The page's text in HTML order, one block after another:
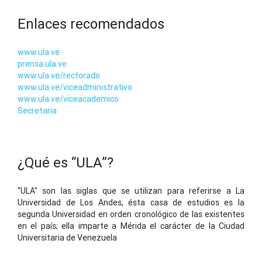
Enlaces recomendados
www.ula.ve
prensa.ula.ve
www.ula.ve/rectorado
www.ula.ve/viceadministrativo
www.ula.ve/viceacademico
Secretaria
¿Qué es “ULA”?
"ULA" son las siglas que se utilizan para referirse a La
Universidad de Los Andes, ésta casa de estudios es la
segunda Universidad en orden cronológico de las existentes
en el país; ella imparte a Mérida el carácter de la Ciudad
Universitaria de Venezuela